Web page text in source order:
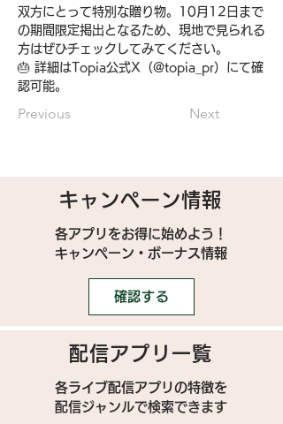
双方にとって特別な贈り物。10月12日まで
の期間限定掲出となるため、現地で見られる
方はぜひチェックしてみてください。
🎂 詳細はTopia公式X（@topia_pr）にて確
認可能。
Previous Next
キャンペーン情報
各アプリをお得に始めよう！
キャンペーン・ボーナス情報
確認する
配信アプリ一覧
各ライブ配信アプリの特徴を
配信ジャンルで検索できます